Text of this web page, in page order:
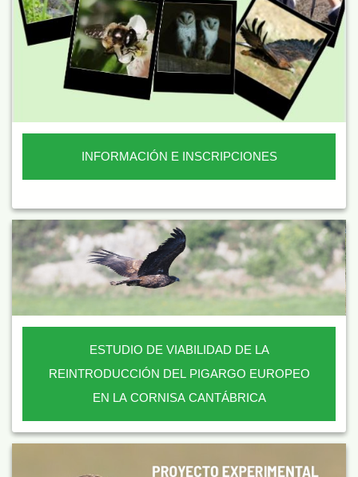
INFORMACIÓN E INSCRIPCIONES
ESTUDIO DE VIABILIDAD DE LA
REINTRODUCCIÓN DEL PIGARGO EUROPEO
EN LA CORNISA CANTÁBRICA